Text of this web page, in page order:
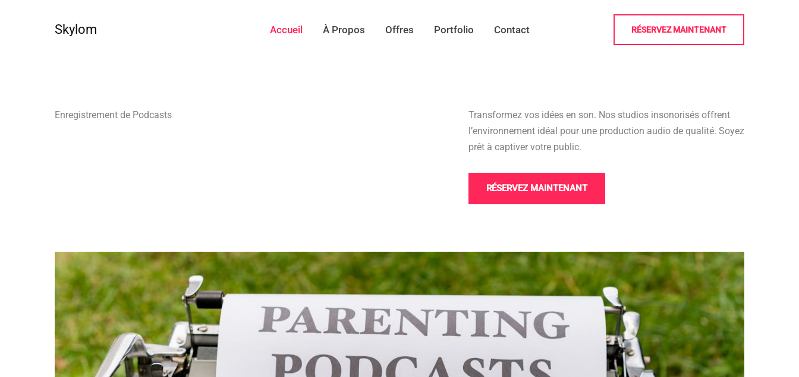
Skylom Accueil À Propos Offres Portfolio Contact RÉSERVEZ MAINTENANT
Enregistrement de Podcasts
Transformez vos idées en son. Nos studios insonorisés offrent
l’environnement idéal pour une production audio de qualité. Soyez
prêt à captiver votre public.
RÉSERVEZ MAINTENANT